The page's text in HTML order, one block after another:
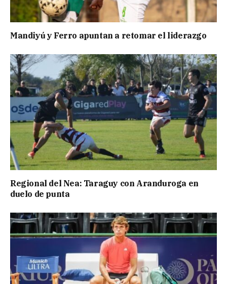
Mandiyú y Ferro apuntan a retomar el liderazgo
Regional del Nea: Taraguy con Aranduroga en
duelo de punta